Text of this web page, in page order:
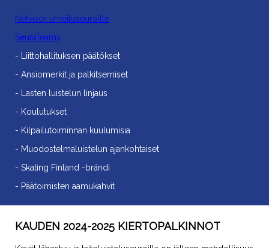
Netvisor urheiluseuroille
SeuraTeams
- Liittohallituksen päätökset
- Ansiomerkit ja palkitsemiset
- Lasten luistelun linjaus
- Koulutukset
- Kilpailutoiminnan kuulumisia
- Muodostelmaluistelun ajankohtaiset
- Skating Finland -brändi
- Päätoimisten aamukahvit
KAUDEN 2024-2025 KIERTOPALKINNOT